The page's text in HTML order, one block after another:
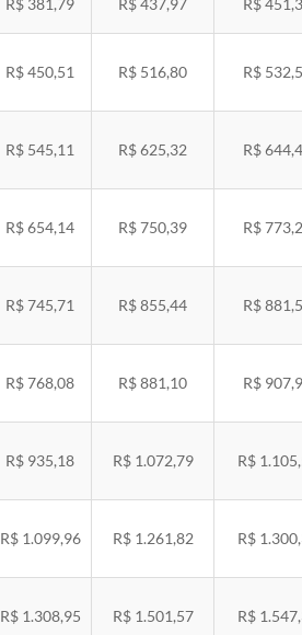
R$ 450,51 R$ 516,80 R$
R$ 545,11 R$ 625,32 R$
R$ 654,14 R$ 750,39 R$
R$ 745,71 R$ 855,44 R$
R$ 768,08 R$ 881,10 R$
R$ 935,18 R$ 1.072,79 R$
R$ 1.099,96 R$ 1.261,82 R$
R$ 1.308,95 R$ 1.501,57 R$